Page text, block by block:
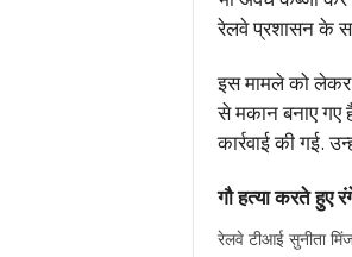
रेलवे प्रशासन के
इस मामले को लेकर
से मकान बनाए गए
कार्रवाई की गई.
गौ हत्या करते हुए
रेलवे टीआई सुनीता